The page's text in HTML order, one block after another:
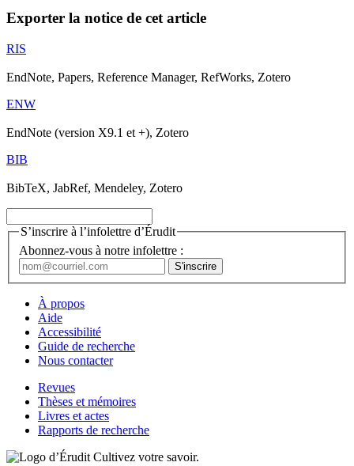
Exporter la notice de cet article
RIS
EndNote, Papers, Reference Manager, RefWorks, Zotero
ENW
EndNote (version X9.1 et +), Zotero
BIB
BibTeX, JabRef, Mendeley, Zotero
S’inscrire à l’infolettre d’Érudit
Abonnez-vous à notre infolettre :
À propos
Aide
Accessibilité
Guide de recherche
Nous contacter
Revues
Thèses et mémoires
Livres et actes
Rapports de recherche
Cultivez votre savoir.